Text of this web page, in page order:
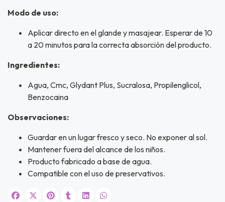
y
Modo de uso:
Aplicar directo en el glande y masajear. Esperar de 10
a 20 minutos para la correcta absorción del producto.
Ingredientes:
Agua, Cmc, Glydant Plus, Sucralosa, Propilenglicol,
Benzocaina
Observaciones:
Guardar en un lugar fresco y seco. No exponer al sol.
Mantener fuera del alcance de los niños.
Producto fabricado a base de agua.
Compatible con el uso de preservativos.